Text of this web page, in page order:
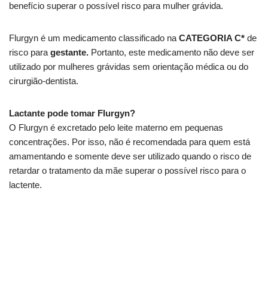
benefício superar o possível risco para mulher grávida.
Flurgyn é um medicamento classificado na CATEGORIA C* de
risco para gestante. Portanto, este medicamento não deve ser
utilizado por mulheres grávidas sem orientação médica ou do
cirurgião-dentista.
Lactante pode tomar Flurgyn?
O Flurgyn é excretado pelo leite materno em pequenas
concentrações. Por isso, não é recomendada para quem está
amamentando e somente deve ser utilizado quando o risco de
retardar o tratamento da mãe superar o possível risco para o
lactente.